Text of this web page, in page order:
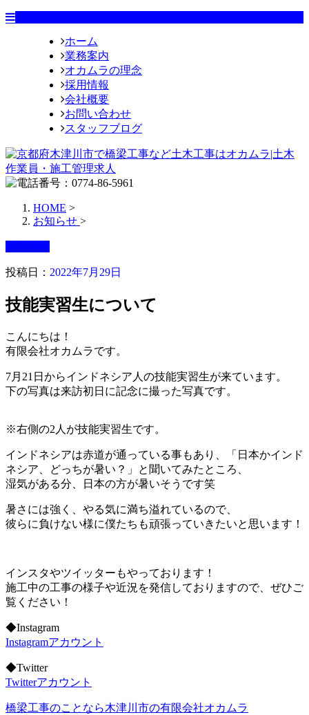
ホーム
業務案内
オカムラの理念
採用情報
会社概要
お問い合わせ
スタッフブログ
HOME >
お知らせ >
投稿日： 2022年7月29日
技能実習生について
こんにちは！
有限会社オカムラです。
7月21日からインドネシア人の技能実習生が来ています。
下の写真は来訪初日に記念に撮った写真です。
※右側の2人が技能実習生です。
インドネシアは赤道が通っている事もあり、「日本かインド
ネシア、どっちが暑い？」と聞いてみたところ、
湿気がある分、日本の方が暑いそうです笑
暑さには強く、やる気に満ち溢れているので、
彼らに負けない様に僕たちも頑張っていきたいと思います！
インスタやツイッターもやっております！
施工中の工事の様子や近況を発信しておりますので、ぜひご
覧ください！
◆Instagram
Instagramアカウント
◆Twitter
Twitterアカウント
橋梁工事のことなら木津川市の有限会社オカムラ